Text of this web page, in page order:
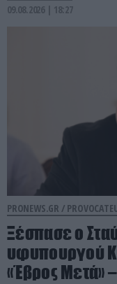
09.08.2026 | 18:27
PRONEWS.GR /
Ξέσπασε ο
υφυπουργού
«Έβρος Μετά»